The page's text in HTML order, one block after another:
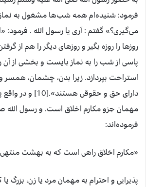
فرمود: شنیده‌ام همه شب‌ها مشغول به نماز
می‌گیری؟» گفتم : آری یا رسول الله‌ . فرمود:
روزها را روزه بگیر و روزهای دیگر را هم از
پاسی از شب را به نماز بایست و بخشی از
استراحت بپردازد. زیرا بدن، چشمان،
دارای حق و حقوقی
مهمان جزو مکارم اخلاق است. و رسول الله
فرموده‌اند:
«مکارم اخلاق راهی است که به بهشت منتهی
پذیرایی و احترام به مهمان مرد یا زن، بزرگ